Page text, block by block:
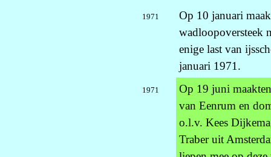
1971
Op 10 januari
wadloopoversteek
enige last van
januari 1971.
1971
Op 19 juni
van Eenrum en
o.l.v. Kees
Traber uit